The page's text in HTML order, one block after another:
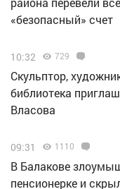
«безопасный» счет
10:32 729
Скульптор,
библиотека
Власова
09:31 1110
В Балакове
пенсионерке и